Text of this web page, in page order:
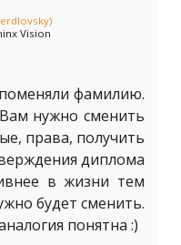
Vision
фамилию.
нужно сменить
права, получить
диплома
в жизни тем
будет сменить.
понятна :)